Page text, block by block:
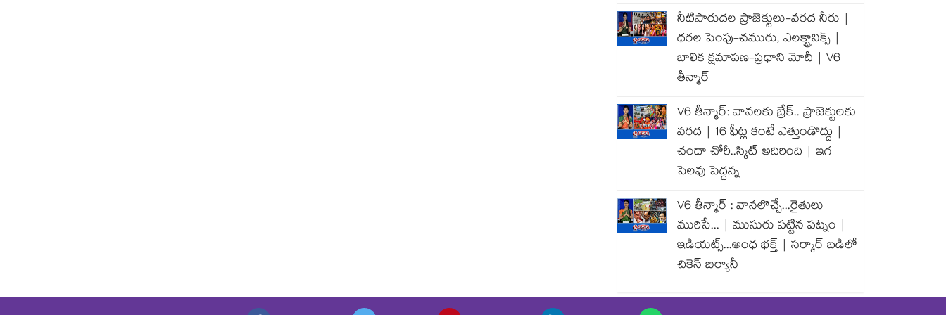
నీటిపారుదల ప్రాజెక్టులు-వరద నీరు |
ధరల పెంపు-చమురు, ఎలక్ట్రానిక్స్ |
బాలిక క్షమాపణ-ప్రధాని మోదీ | V6
తీన్మార్
V6 తీన్మార్: వానలకు బ్రేక్.. ప్రాజెక్టులకు
వరద | 16 ఫీట్ల కంటే ఎత్తుండొద్దు |
చందా చోరీ..స్కిట్ అదిరింది | ఇగ
సెలవు పెద్దన్న
V6 తీన్మార్ : వానలొచ్చే...రైతులు
మురిసే... | ముసురు పట్టిన పట్నం |
ఇడియట్స్...అంధ భక్త్ | సర్కార్ బడిలో
చికెన్ బిర్యానీ